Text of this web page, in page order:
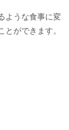
ような食事に変
とができます。